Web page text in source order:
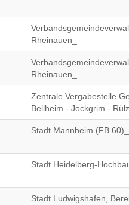
Rheinauen_
Rheinauen_
Zentrale Vergabestelle
Bellheim - Jockgrim -
Stadt Mannheim (FB 60)_
Stadt Heidelberg-
Stadt Ludwigshafen,